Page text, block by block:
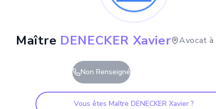
Maître DENECKER Xavier Avocat à
Non Renseigné
Vous êtes Maître DENECKER Xavier?